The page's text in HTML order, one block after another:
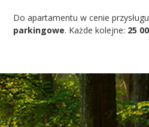
Do apartamentu w cenie
parkingowe. Każde kolejne: 25